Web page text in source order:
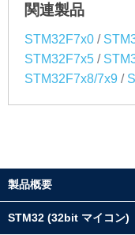
関連製品
STM32F7x0 /
STM32F7x5 /
STM32F7x8/7x9 /
製品概要
STM32 (32bit マイコン)